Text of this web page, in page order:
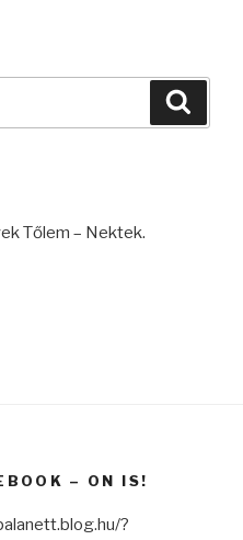
Tőlem – Nektek.
– ON IS!
?